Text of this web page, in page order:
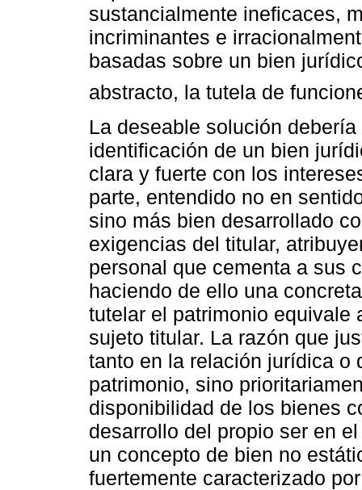
sustancialmente ineficaces,
incriminantes e
basadas sobre un bien
abstracto, la tutela de
La deseable solución
identificación de un bien
clara y fuerte con los
parte, entendido no en
sino más bien desarrollado
exigencias del titular,
personal que cementa a sus
haciendo de ello una
tutelar el patrimonio equivale
sujeto titular. La razón que
tanto en la relación jurídica o
patrimonio, sino
disponibilidad de los bienes
desarrollo del propio ser en
un concepto de bien no
fuertemente caracterizado